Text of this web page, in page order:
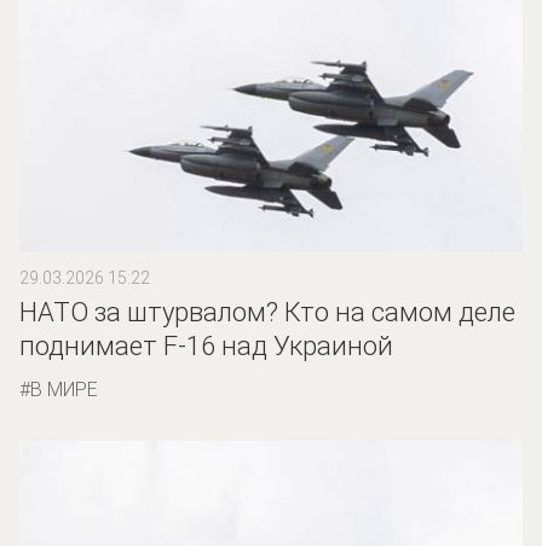
29.03.2026 15:22
НАТО за штурвалом? Кто на самом деле
поднимает F-16 над Украиной
В МИРЕ